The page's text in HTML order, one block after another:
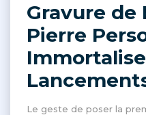
Gravure de
Pierre
Le geste de poser la